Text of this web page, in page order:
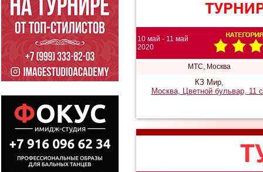
10 май - 11 май
2020
МТС, Москва
КЗ Мир,
Москва, Цветной бульвар, 11